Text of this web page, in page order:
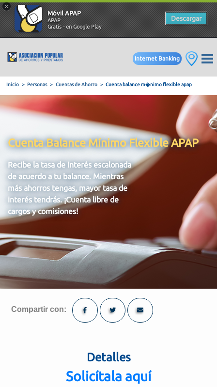
×
Móvil APAP
APAP
Gratis - en Google Play
Descargar
Internet Banking
Inicio Personas Cuentas de Ahorro Cuenta balance
Cuenta Balance Mínimo Flexible APAP
Recibe la tasa de interés escalonada
de acuerdo a tu balance. Mientras
más ahorros tengas, mayor tasa de
interés tendrás. ¡Cuenta libre de
cargos y comisiones!
Compartir con:
Detalles
Solicítala aquí